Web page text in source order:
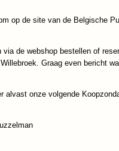
IN
Specificaties
op de site van de Belgische
via de webshop bestellen of
Graag even bericht
alvast onze volgende